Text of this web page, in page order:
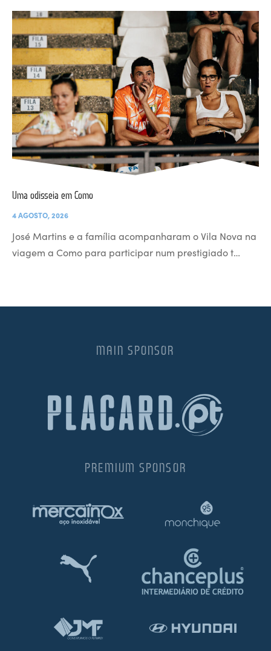
Uma odisseia em Como
4 AGOSTO, 2026
José Martins e a família acompanharam o Vila Nova na
viagem a Como para participar num prestigiado t…
MAIN SPONSOR
PREMIUM SPONSOR